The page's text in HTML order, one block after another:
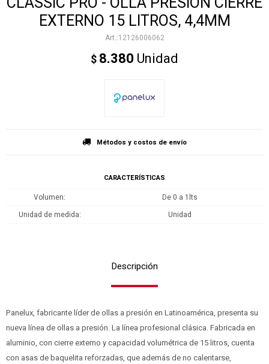
EXTERNO 15 LITROS, 4,4MM
12126006062
$ 8.380 Unidad
Métodos y costos de envío
CARACTERÍSTICAS
Volumen
De 0 a 1lts
Unidad de medida
Unidad
Descripción
Panelux, fabricante líder de ollas a presión en Latinoamérica, presenta su
nueva línea de ollas a presión. La línea profesional clásica. Fabricada en
aluminio, con cierre externo y capacidad volumétrica de 15 litros, cuenta
con asas de baquelita reforzadas, que además de no calentarse,